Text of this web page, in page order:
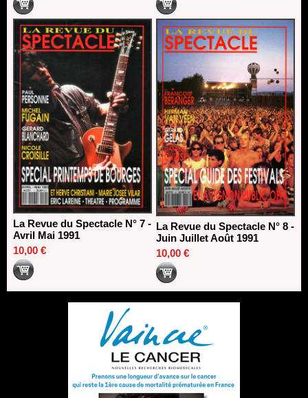
La Revue du Spectacle N° 7 -
Avril Mai 1991
10,00 €
La Revue du Spectacle N° 8 -
Juin Juillet Août 1991
10,00 €